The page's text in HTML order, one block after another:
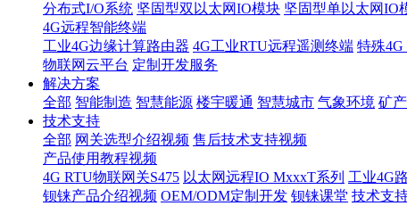
分布式I/O系统 坚固型双以太网IO模块 坚固型单以太网IO
4G远程智能终端
工业4G边缘计算路由器 4G工业RTU远程遥测终端 特殊
物联网云平台 定制开发服务
解决方案
全部 智能制造 智慧能源 楼宇暖通 智慧城市 气象环境 矿
技术支持
全部 网关选型介绍视频 售后技术支持视频
产品使用教程视频
4G RTU物联网关S475 以太网远程IO MxxxT系列 工业4G
钡铼产品介绍视频 OEM/ODM定制开发 钡铼课堂 技术支